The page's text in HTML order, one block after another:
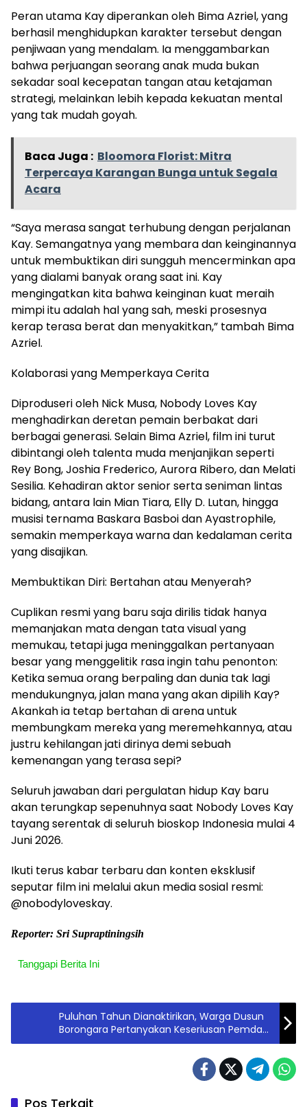
Peran utama Kay diperankan oleh Bima Azriel, yang
berhasil menghidupkan karakter tersebut dengan
penjiwaan yang mendalam. Ia menggambarkan
bahwa perjuangan seorang anak muda bukan
sekadar soal kecepatan tangan atau ketajaman
strategi, melainkan lebih kepada kekuatan mental
yang tak mudah goyah.
Baca Juga : Bloomora Florist: Mitra
Terpercaya Karangan Bunga untuk Segala
Acara
“Saya merasa sangat terhubung dengan perjalanan
Kay. Semangatnya yang membara dan keinginannya
untuk membuktikan diri sungguh mencerminkan apa
yang dialami banyak orang saat ini. Kay
mengingatkan kita bahwa keinginan kuat meraih
mimpi itu adalah hal yang sah, meski prosesnya
kerap terasa berat dan menyakitkan,” tambah Bima
Azriel.
Kolaborasi yang Memperkaya Cerita
Diproduseri oleh Nick Musa, Nobody Loves Kay
menghadirkan deretan pemain berbakat dari
berbagai generasi. Selain Bima Azriel, film ini turut
dibintangi oleh talenta muda menjanjikan seperti
Rey Bong, Joshia Frederico, Aurora Ribero, dan Melati
Sesilia. Kehadiran aktor senior serta seniman lintas
bidang, antara lain Mian Tiara, Elly D. Lutan, hingga
musisi ternama Baskara Basboi dan Ayastrophile,
semakin memperkaya warna dan kedalaman cerita
yang disajikan.
Membuktikan Diri: Bertahan atau Menyerah?
Cuplikan resmi yang baru saja dirilis tidak hanya
memanjakan mata dengan tata visual yang
memukau, tetapi juga meninggalkan pertanyaan
besar yang menggelitik rasa ingin tahu penonton:
Ketika semua orang berpaling dan dunia tak lagi
mendukungnya, jalan mana yang akan dipilih Kay?
Akankah ia tetap bertahan di arena untuk
membungkam mereka yang meremehkannya, atau
justru kehilangan jati dirinya demi sebuah
kemenangan yang terasa sepi?
Seluruh jawaban dari pergulatan hidup Kay baru
akan terungkap sepenuhnya saat Nobody Loves Kay
tayang serentak di seluruh bioskop Indonesia mulai 4
Juni 2026.
Ikuti terus kabar terbaru dan konten eksklusif
seputar film ini melalui akun media sosial resmi:
@nobodyloveskay.
Reporter: Sri Supraptiningsih
Tanggapi Berita Ini
Puluhan Tahun Dianaktirikan, Warga Dusun
Borongara Pertanyakan Keseriusan Pemda
Gowa Soal Infrastruktur Jalan
Pos Terkait